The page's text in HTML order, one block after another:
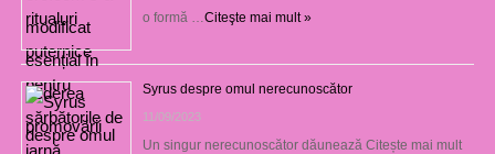
o formă … Citeşte mai mult »
Syrus despre omul nerecunoscător
11/09/2023
Un singur nerecunoscător dăunează Citește mai mult